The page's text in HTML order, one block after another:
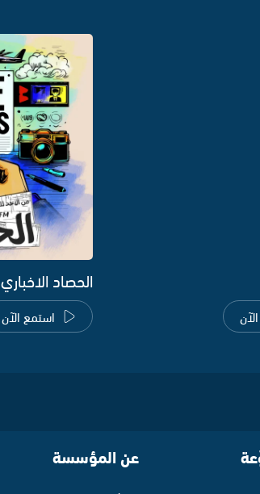
الحصاد الاخباري
استمع الآن
عن المؤسسة